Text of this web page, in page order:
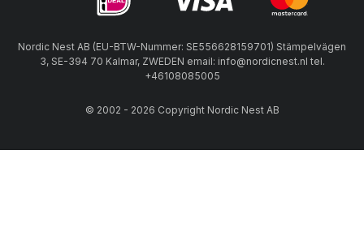
Nordic Nest AB (EU-BTW-Nummer: SE556628159701) Stämpelvägen
3, SE-394 70 Kalmar, ZWEDEN email: info@nordicnest.nl tel.
+46108085005
© 2002 - 2026 Copyright Nordic Nest AB